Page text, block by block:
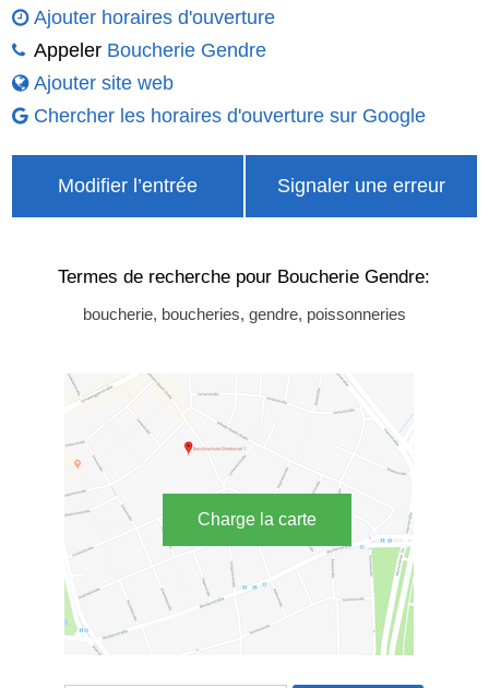
Ajouter horaires d'ouverture
Appeler Boucherie Gendre
Ajouter site web
Chercher les horaires d'ouverture sur Google
Modifier l’entrée Signaler une erreur
Termes de recherche pour Boucherie Gendre:
boucherie, boucheries, gendre, poissonneries
Charge la carte